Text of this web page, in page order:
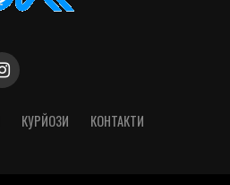
КУРЙОЗИ КОНТАКТИ